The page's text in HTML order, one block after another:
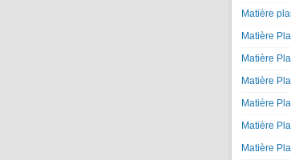
Matière
Matière
Matière
Matière
Matière
Matière
Matière